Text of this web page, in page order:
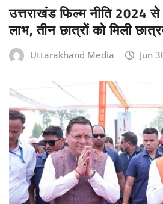
उत्तराखंड फिल्म नीति 2024
लाभ, तीन छात्रों को मिली
Uttarakhand Media Jun